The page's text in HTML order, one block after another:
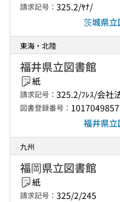
請求記号： 325.2/ﾔﾅ/
茨城県
東海・北陸
福井県立図書館
紙
請求記号： 325.2/ﾌﾚｽ/会社
図書登録番号： 1017049857
福井県
九州
福岡県立図書館
紙
請求記号： 325/2/245